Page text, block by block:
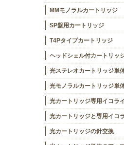
MMモノラルカートリッジ
SP盤用カートリッジ
T4Pタイプカートリッジ
ヘッドシェル付カートリッ
光ステレオカートリッジ単
光モノラルカートリッジ単
光カートリッジ専用イコラ
光カートリッジと専用イコ
光カートリッジの針交換